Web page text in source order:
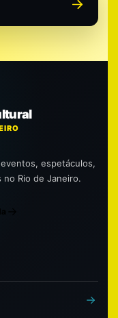
espetáculos,
Rio de Janeiro.